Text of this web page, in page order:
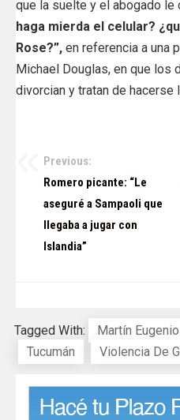
que la suelte y el abogado le
haga mierda el celular?
Rose?”, en referencia a una
Michael Douglas, en que los
divorcian y tratan de hacerse
Navegación
entradas
Previous:
Romero picante: “Le
aseguré a Sampaoli que
llegaba a jugar con
Islandia”
Tagged With: Martín
Tucumán
Violencia De